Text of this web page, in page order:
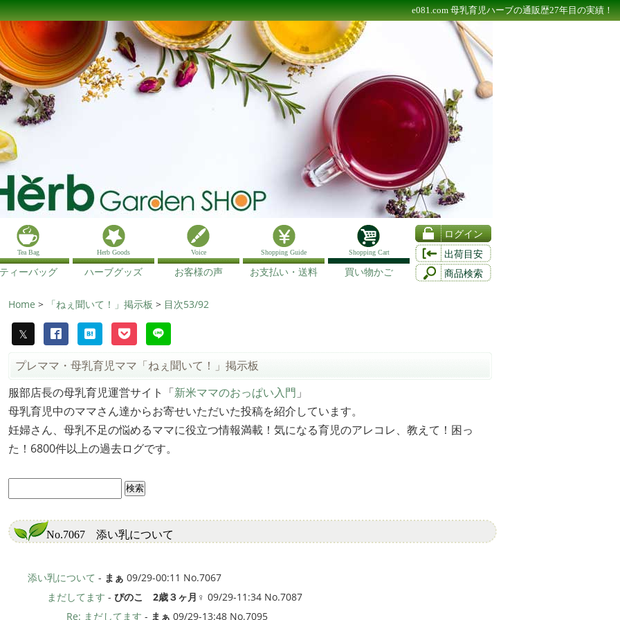
e081.com 母乳育児ハーブの通販歴27年目の実績！
Tea Bag
ティーバッグ
Herb Goods
ハーブグッズ
Voice
お客様の声
Shopping Guide
お支払い・送料
Shopping Cart
買い物かご
ログイン
出荷目安
商品検索
Home > 「ねぇ聞いて！」掲示板 > 目次53/92
プレママ・母乳育児ママ「ねぇ聞いて！」掲示板
服部店長の母乳育児運営サイト「新米ママのおっぱい入門 」
母乳育児中のママさん達からお寄せいただいた投稿を紹介しています。
妊婦さん、母乳不足の悩めるママに役立つ情報満載！気になる育児のアレコレ、教えて！困っ
た！6800件以上の過去ログです。
No.7067 添い乳について
添い乳について - まぁ 09/29-00:11 No.7067
まだしてます - ぴのこ 2歳３ヶ月♀ 09/29-11:34 No.7087
Re: まだしてます - まぁ 09/29-13:48 No.7095